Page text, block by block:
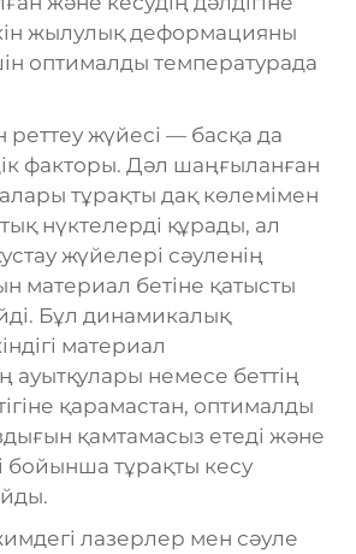
жылулық деформацияны
оптималды температурада
реттеу жүйесі — басқа да
факторы. Дәл шаңғыланған
тұрақты дақ көлемімен
нүктелерді құрады, ал
жүйелері сәуленің
материал бетіне қатысты
Бұл динамикалық
материал
немесе беттің
қарамастан, оптималды
қамтамасыз етеді және
бойынша тұрақты кесу
лазерлер мен сәуле